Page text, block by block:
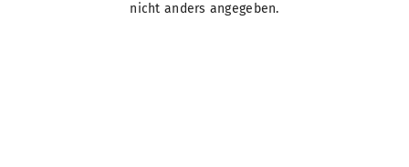
nicht anders angegeben.